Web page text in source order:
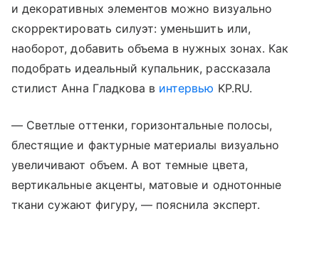
и декоративных элементов можно визуально
скорректировать силуэт: уменьшить или,
наоборот, добавить объема в нужных зонах. Как
подобрать идеальный купальник, рассказала
стилист Анна Гладкова в интервью KP.RU.
— Светлые оттенки, горизонтальные полосы,
блестящие и фактурные материалы визуально
увеличивают объем. А вот темные цвета,
вертикальные акценты, матовые и однотонные
ткани сужают фигуру, — пояснила эксперт.